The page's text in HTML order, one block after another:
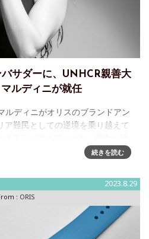
サダーに、UNHCR親善大
ルディニが就任
ルディニがオリスのブランドアン
ア難民としての逆境を乗り越えて
賛します。 「社会に良い変革をも
続きを読む
2023.8.29
: ORIS